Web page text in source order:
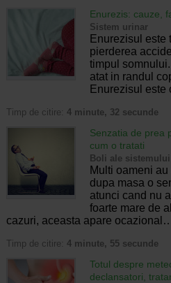
Enurezis: cauze,
Sistem urinar
Enurezisul este
pierderea
timpul
atat in randul
Enurezisul
Timp de citire: 4 minute, 32 secunde
Senzatia de prea
cum o tratati
Boli ale
Multi oameni
dupa masa o
atunci cand nu
foarte mare de
cazuri, aceasta apare
Timp de citire: 4 minute, 55 secunde
Totul despre
declansatori,